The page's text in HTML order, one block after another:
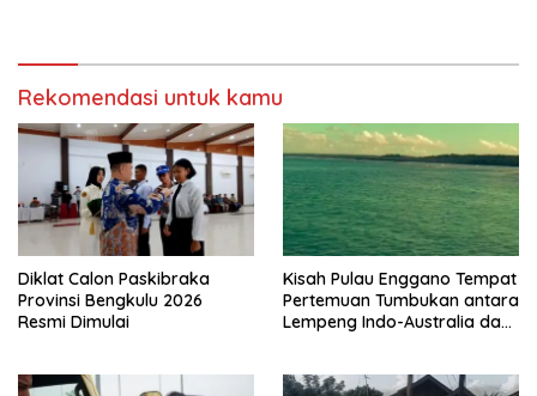
Rekomendasi untuk kamu
Diklat Calon Paskibraka
Provinsi Bengkulu 2026
Resmi Dimulai
Kisah Pulau Enggano Tempat
Pertemuan Tumbukan antara
Lempeng Indo-Australia dan
Terjadi Pelepasan Energi